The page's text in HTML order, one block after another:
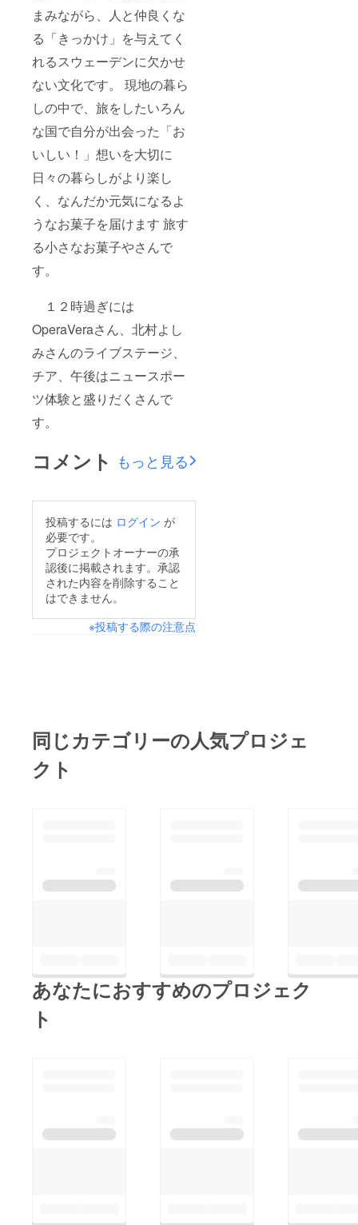
まみながら、人と仲良くな
る「きっかけ」を与えてく
れるスウェーデンに欠かせ
ない文化です。 現地の暮ら
しの中で、旅をしたいろん
な国で自分が出会った「お
いしい！」想いを大切に
日々の暮らしがより楽し
く、なんだか元気になるよ
うなお菓子を届けます 旅す
る小さなお菓子やさんで
す。
１２時過ぎには
OperaVeraさん、北村よし
みさんのライブステージ、
チア、午後はニュースポー
ツ体験と盛りだくさんで
す。
コメント もっと見る
投稿するには ログイン が
必要です。
プロジェクトオーナーの承
認後に掲載されます。承認
された内容を削除すること
はできません。
※投稿する際の注意点
す。閉
じる
同じカテゴリーの人気プロジェ
クト
あなたにおすすめのプロジェク
ト